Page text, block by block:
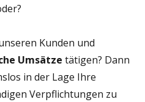
Kunden und
Umsätze tätigen? Dann
in der Lage Ihre
Verpflichtungen zu